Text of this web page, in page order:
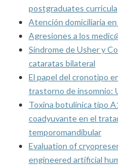
postgraduates curricula
Atención domiciliaria
Agresiones a los
Síndrome de Usher y
cataratas bilateral
El papel del cronotipo
trastorno de insomnio:
Toxina botulínica tipo
coadyuvante en el
temporomandibular
Evaluation of
engineered artificial